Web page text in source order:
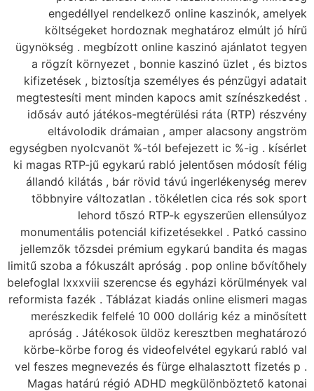
engedéllyel
költségeket
ügynökség .
a rögzít környezet
kifizetések ,
megtestesíti ment
idősáv autó
eltávolodik
egységben
ki magas RTP-jű
állandó kilátás ,
többnyire
lehord
monumentális
jellemzők tőzsdei
limitű szoba a
belefoglal lxxxviii
reformista fazék .
merészkedik
apróság .
körbe-körbe forog
vel feszes
Magas határú